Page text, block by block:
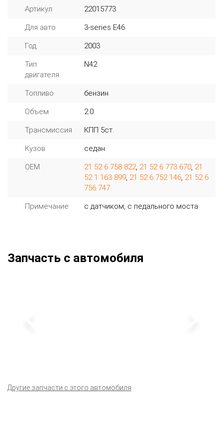
Артикул 22015773
Для авто 3-series E46
Год 2003
Тип
двигателя
N42
Топливо бензин
Объем 2.0
Трансмиссия КПП 5ст.
Кузов седан
OEM 21 52 6 758 822 21 52 6 773 670 21
52 1 163 899 21 52 6 752 146 21 52 6
756 747
Примечание с датчиком, с педального моста
Запчасть с автомобиля
Другие запчасти с этого автомобиля